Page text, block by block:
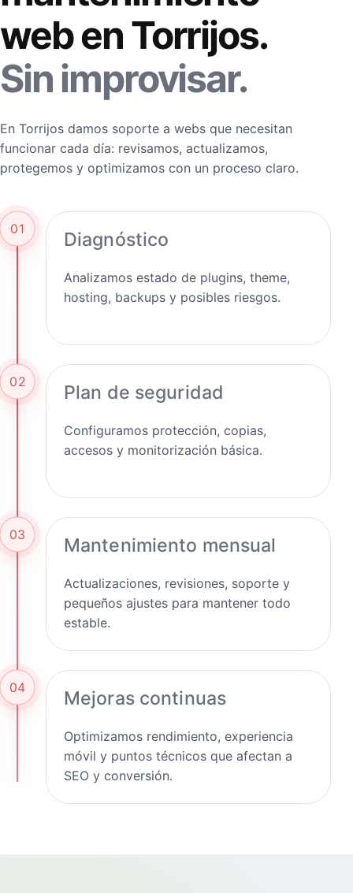
web en Torrijos.
Sin improvisar.
En Torrijos damos soporte a webs que necesitan
funcionar cada día: revisamos, actualizamos,
protegemos y optimizamos con un proceso claro.
01 Diagnóstico
Analizamos estado de plugins, theme,
hosting, backups y posibles riesgos.
02 Plan de seguridad
Configuramos protección, copias,
accesos y monitorización básica.
03 Mantenimiento mensual
Actualizaciones, revisiones, soporte y
pequeños ajustes para mantener todo
estable.
04 Mejoras continuas
Optimizamos rendimiento, experiencia
móvil y puntos técnicos que afectan a
SEO y conversión.